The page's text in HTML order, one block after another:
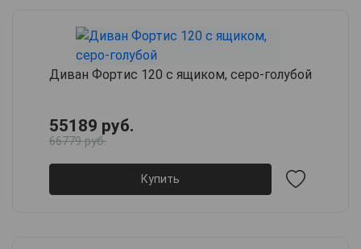
Диван Фортис 120 с ящиком, серо-голубой
55189 руб.
66779 руб.
Купить